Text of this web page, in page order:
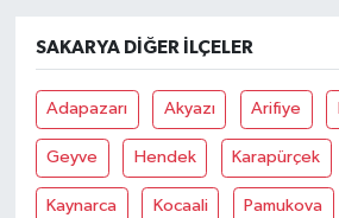
SAKARYA DIĞER İLÇELER
Adapazarı Akyazı Arifiye
Geyve Hendek Karapürçek
Kaynarca Kocaali Pamukova